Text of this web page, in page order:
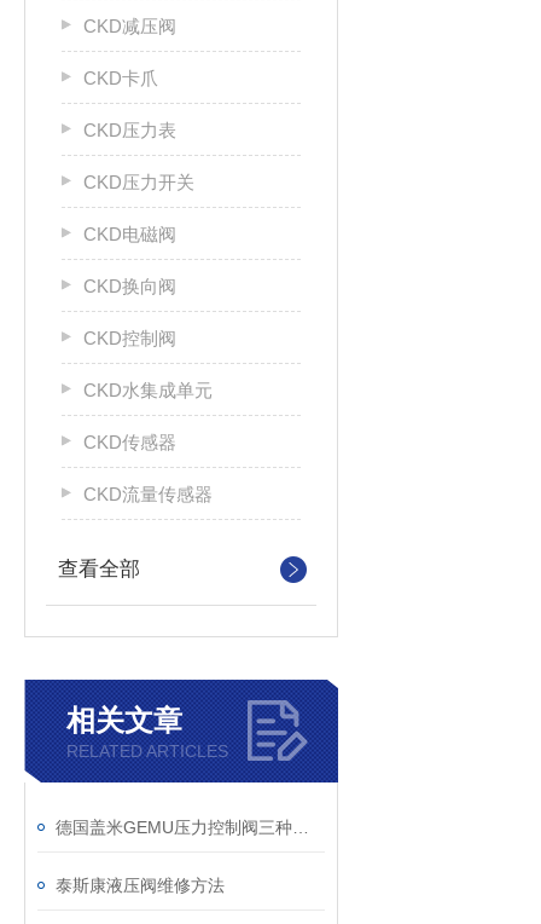
CKD减压阀
CKD卡爪
CKD压力表
CKD压力开关
CKD电磁阀
CKD换向阀
CKD控制阀
CKD水集成单元
CKD传感器
CKD流量传感器
查看全部
相关文章
RELATED ARTICLES
泰斯康液压阀维修方法